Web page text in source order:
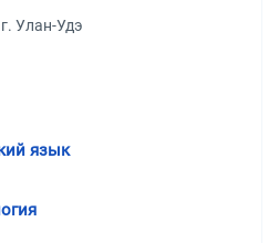
г. Улан-Удэ
язык